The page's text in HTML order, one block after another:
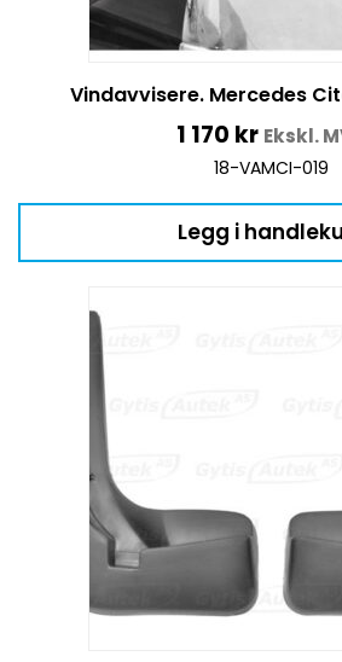
Vindavvisere. Mercedes
1 170 kr Ekskl.
18-VAMCI-019
Legg i